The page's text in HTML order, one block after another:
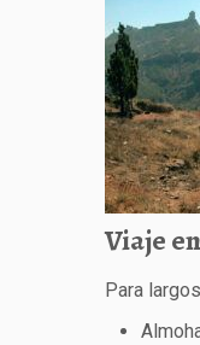
Viaje
Para largos